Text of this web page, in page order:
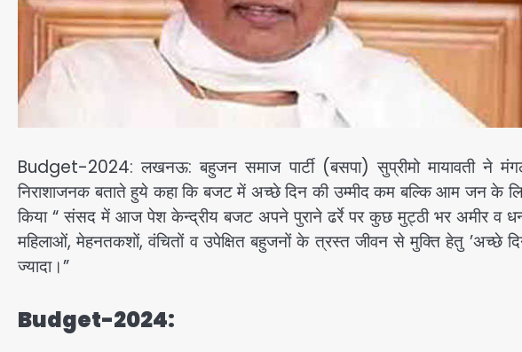
Budget-2024: लखनऊ: बहुजन समाज पार्टी (बसपा) सुप्रीमो मायावती ने
निराशाजनक बताते हुये कहा कि बजट में अच्छे दिन की उम्मीद कम बल्कि आम जन के
किया “ संसद में आज पेश केन्द्रीय बजट अपने पुराने ढर्रे पर कुछ मुट्ठी भर अमीर व
महिलाओं, मेहनतकशों, वंचितों व उपेक्षित बहुजनों के त्रस्त जीवन से मुक्ति हेतु ’अच्छे
ज्यादा।”
Budget-2024: